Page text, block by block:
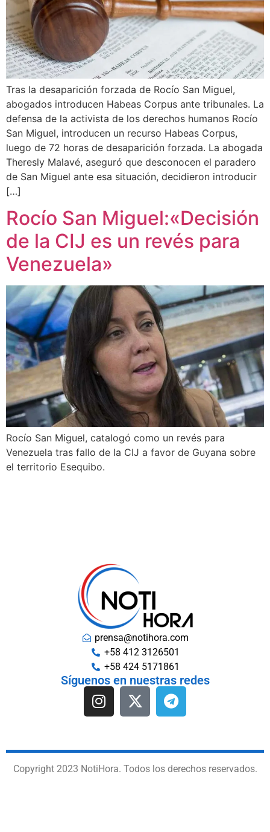
Tras la desaparición forzada de Rocío San Miguel,
abogados introducen Habeas Corpus ante tribunales. La
defensa de la activista de los derechos humanos Rocío
San Miguel, introducen un recurso Habeas Corpus,
luego de 72 horas de desaparición forzada. La abogada
Theresly Malavé, aseguró que desconocen el paradero
de San Miguel ante esa situación, decidieron introducir
[…]
Rocío San Miguel:«Decisión
de la CIJ es un revés para
Venezuela»
Rocío San Miguel, catalogó como un revés para
Venezuela tras fallo de la CIJ a favor de Guyana sobre
el territorio Esequibo.
prensa@notihora.com
+58 412 3126501
+58 424 5171861
Síguenos en nuestras redes
Copyright 2023 NotiHora. Todos los derechos reservados.